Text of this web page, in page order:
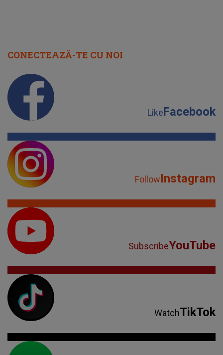
CONECTEAZĂ-TE CU NOI
LikeFacebook
FollowInstagram
SubscribeYouTube
WatchTikTok